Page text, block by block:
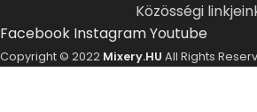
Közösségi
Facebook InstagramYoutube
Copyright © 2022 Mixery.HU All Rights